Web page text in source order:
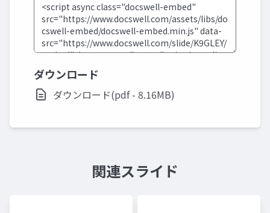
ダウンロード
ダウンロード(pdf - 8.16MB)
関連スライド